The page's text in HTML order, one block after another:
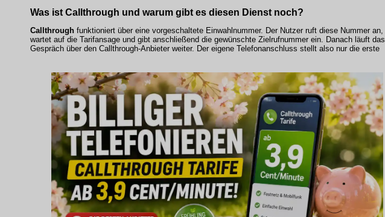
Was ist Callthrough und warum gibt es diesen Dienst noch?
Callthrough funktioniert über eine vorgeschaltete Einwahlnummer. Der Nutzer ruft diese Nummer an,
wartet auf die Tarifansage und gibt anschließend die gewünschte Zielrufnummer ein. Danach läuft das
Gespräch über den Callthrough-Anbieter weiter. Der eigene Telefonanschluss stellt also nur die erste